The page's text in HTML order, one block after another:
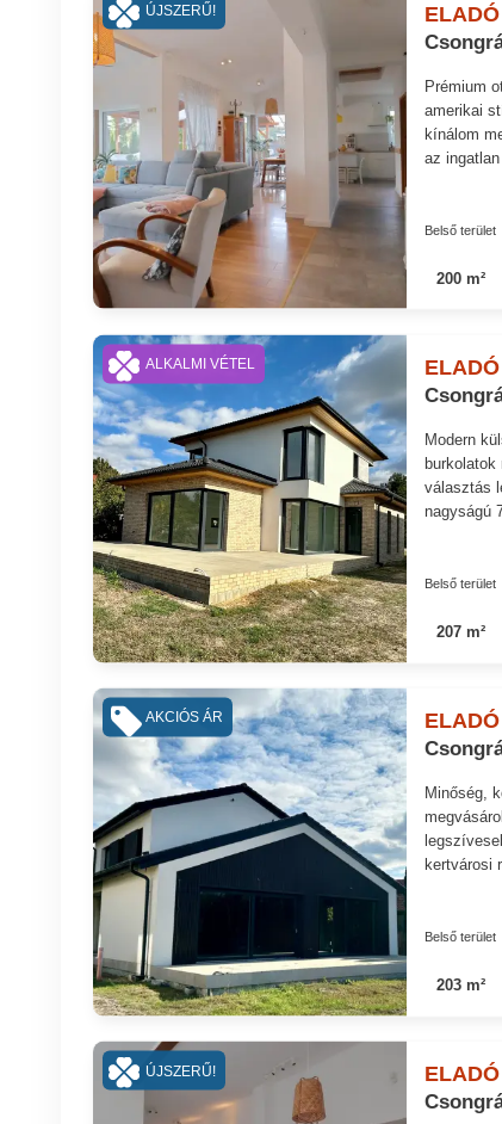
Prémium
amerikai
kínálom
az
Belső terület
200 m²
ÚJSZERŰ!
Modern
burkolatok
választás
nagyságú
Belső terület
207 m²
ALKALMI VÉTEL
Minőség,
kertvárosi
Belső terület
203 m²
AKCIÓS ÁR
ÚJSZERŰ!